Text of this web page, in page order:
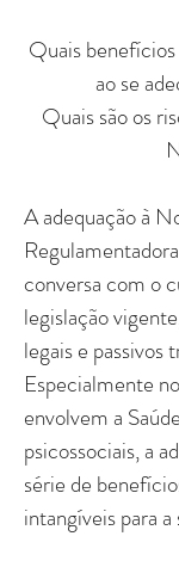
Quais
ao se
Quais são os
A adequação à
conversa com o
legislação
legais e passivos
Especialmente
envolvem a
psicossociais, a
série de
intangíveis para